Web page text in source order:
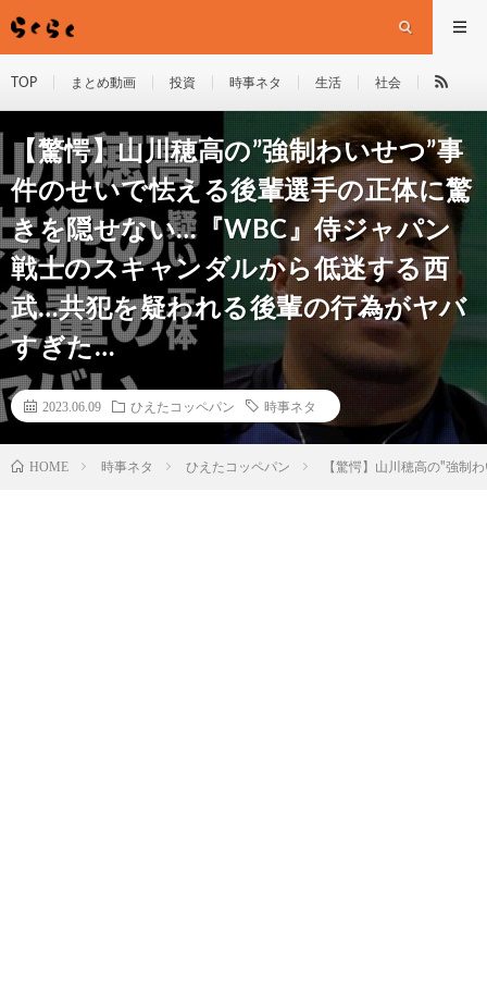
TOP まとめ動画 投資 時事ネタ 生活 社会
【驚愕】山川穂高の”強制わいせつ”事
件のせいで怯える後輩選手の正体に驚
きを隠せない…『WBC』侍ジャパン
戦士のスキャンダルから低迷する西
武…共犯を疑われる後輩の行為がヤバ
すぎた…
2023.06.09 ひえたコッペパン 時事ネタ
HOME 時事ネタ ひえたコッペパン 【驚愕】山川穂高の"強制